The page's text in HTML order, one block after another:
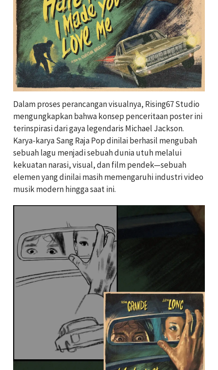
Dalam proses perancangan visualnya, Rising67 Studio
mengungkapkan bahwa konsep penceritaan poster ini
terinspirasi dari gaya legendaris Michael Jackson.
Karya-karya Sang Raja Pop dinilai berhasil mengubah
sebuah lagu menjadi sebuah dunia utuh melalui
kekuatan narasi, visual, dan film pendek—sebuah
elemen yang dinilai masih memengaruhi industri video
musik modern hingga saat ini.